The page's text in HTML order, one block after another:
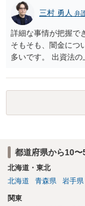
三村 勇人 弁
詳細な事情が把握で
そもそも、闇金につ
多いです。 出資法
弁護士へご相談され
都道府県から10
北海道・東北
北海道
青森県 岩手県
関東